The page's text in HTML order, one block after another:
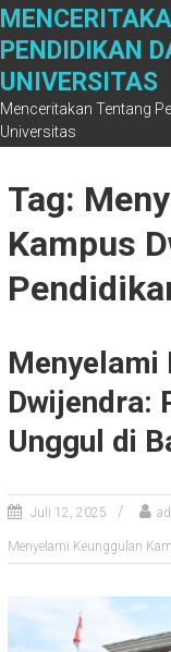
Skip
content
PENDIDIKAN
UNIVERSITAS
Menceritakan Tentang
Universitas
Tag:
Kampus
Menyelami
Dwijendra:
Unggul di
Juli 12, 2025
Menyelami Keunggulan